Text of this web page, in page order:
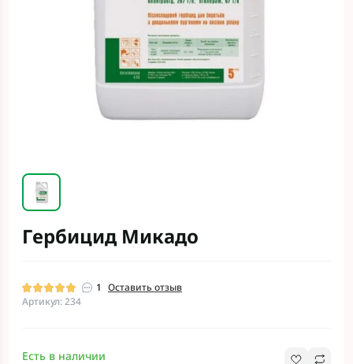
Гербицид Микадо
1 Оставить отзыв
Артикул: 234
Есть в наличии